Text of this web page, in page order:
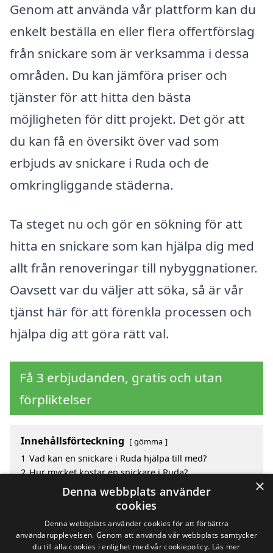
Genom att använda vår plattform kan du
enkelt beställa en eller flera offertförslag
från snickare som är verksamma i dessa
områden. Du kan jämföra priser och
tjänster för att hitta den bästa
möjligheten för ditt projekt. Det gör att
du kan få en översikt över vad som
erbjuds av snickare i Ruda och de
omkringliggande städerna.
Ta steget nu och gör en sökning för att
hitta en snickare som kan hjälpa dig med
allt från renoveringar till nybyggnationer.
Oavsett var du väljer att söka, så är vår
tjänst här för att förenkla processen och
hjälpa dig att göra rätt val.
Få 3 erbjudanden, gratis och utan
förpliktelser
Innehållsförteckning gömma
1 Vad kan en snickare i Ruda hjälpa till med?
2 Hur mycket kostar en snickare i Ruda?
Fördelar med att välja snickare i Ruda
Sök efter en skicklig snickare i de omgivande
×
Denna webbplats använder
cookies
Denna webbplats använder cookies för att förbättra
användarupplevelsen. Genom att använda vår webbplats samtycker
du till alla cookies i enlighet med vår cookiepolicy. Läs mer